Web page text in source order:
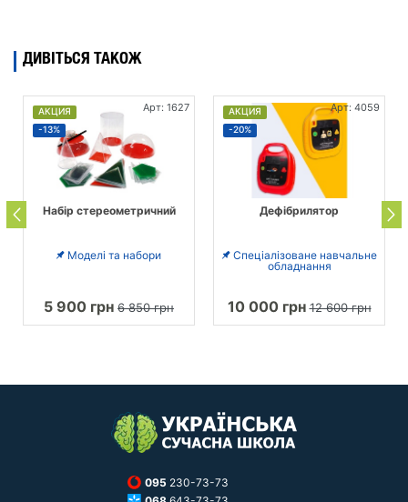
ДИВІТЬСЯ ТАКОЖ
АКЦИЯ
-13%
Арт: 1627
Набір стереометричний
Моделі та набори
5 900 грн 6 850 грн
АКЦИЯ
-20%
Арт: 4059
Дефібрилятор
Спеціалізоване навчальне
обладнання
10 000 грн12 600 грн
095 230-73-73